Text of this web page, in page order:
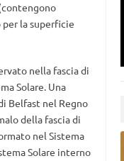
la superficie
nella fascia di
Solare. Una
Belfast nel Regno
della fascia di
nel Sistema
Solare interno